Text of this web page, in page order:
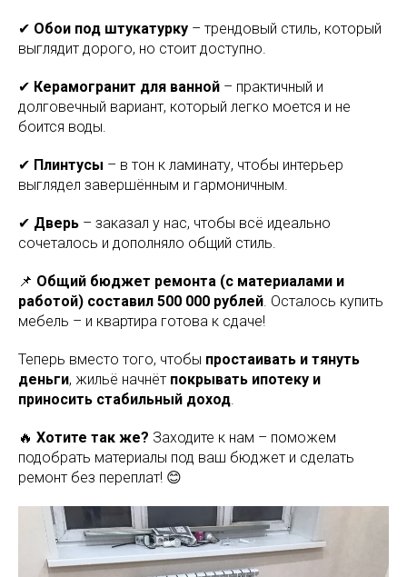
✔ Обои под штукатурку – трендовый стиль, который
выглядит дорого, но стоит доступно.
✔ Керамогранит для ванной – практичный и
долговечный вариант, который легко моется и не
боится воды.
✔ Плинтусы – в тон к ламинату, чтобы интерьер
выглядел завершённым и гармоничным.
✔ Дверь – заказал у нас, чтобы всё идеально
сочеталось и дополняло общий стиль.
📌 Общий бюджет ремонта (с материалами и
работой) составил 500 000 рублей. Осталось купить
мебель – и квартира готова к сдаче!
Теперь вместо того, чтобы простаивать и тянуть
деньги, жильё начнёт покрывать ипотеку и
приносить стабильный доход.
🔥 Хотите так же? Заходите к нам – поможем
подобрать материалы под ваш бюджет и сделать
ремонт без переплат! 😊